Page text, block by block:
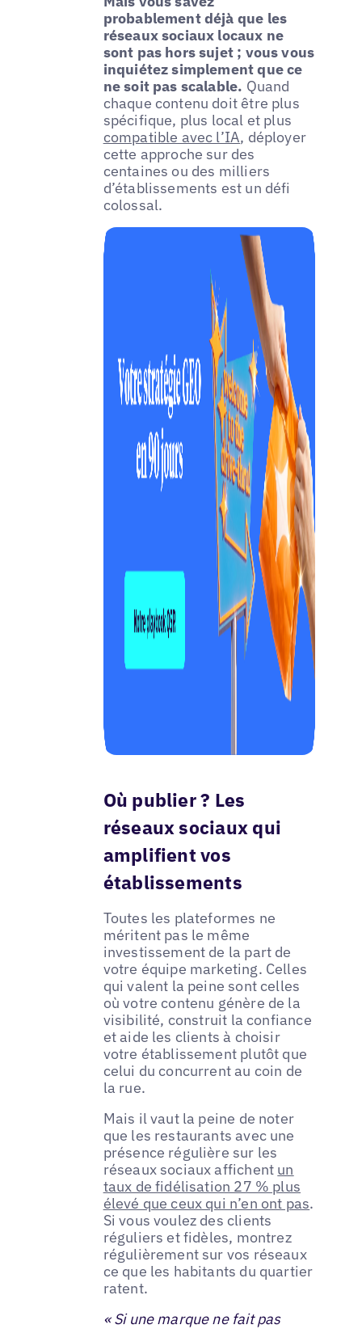
probablement déjà que les
réseaux sociaux locaux ne
sont pas hors sujet ; vous vous
inquiétez simplement que ce
ne soit pas scalable. Quand
chaque contenu doit être plus
spécifique, plus local et plus
compatible avec l’IA, déployer
cette approche sur des
centaines ou des milliers
d’établissements est un défi
colossal.
Où publier ? Les
réseaux sociaux qui
amplifient vos
établissements
Toutes les plateformes ne
méritent pas le même
investissement de la part de
votre équipe marketing. Celles
qui valent la peine sont celles
où votre contenu génère de la
visibilité, construit la confiance
et aide les clients à choisir
votre établissement plutôt que
celui du concurrent au coin de
la rue.
Mais il vaut la peine de noter
que les restaurants avec une
présence régulière sur les
réseaux sociaux affichent un
taux de fidélisation 27 % plus
élevé que ceux qui n’en ont pas.
Si vous voulez des clients
réguliers et fidèles, montrez
régulièrement sur vos réseaux
ce que les habitants du quartier
ratent.
« Si une marque ne fait pas